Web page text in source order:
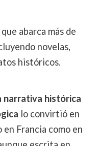
abarca más de
novelas,
históricos.
narrativa histórica
lo convirtió en
Francia como en